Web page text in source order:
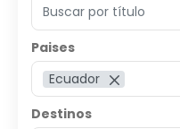
Paises
Ecuador
Destinos